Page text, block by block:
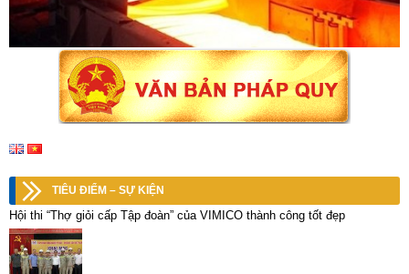
TIÊU ĐIỂM – SỰ KIỆN
Hội thi “Thợ giỏi cấp Tập đoàn” của VIMICO thành công tốt đẹp